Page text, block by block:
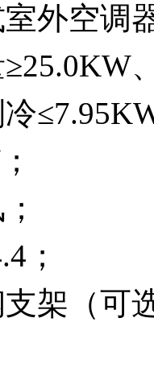
外空调
；
架（可